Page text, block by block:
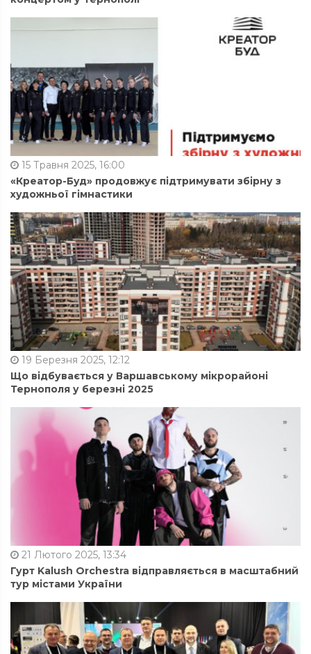
15 Травня 2025, 16:00
«Креатор-Буд» продовжує підтримувати збірну з
художньої гімнастики
19 Березня 2025, 12:12
Що відбувається у Варшавському мікрорайоні
Тернополя у березні 2025
21 Лютого 2025, 13:34
Гурт Kalush Orchestra відправляється в масштабний
тур містами України